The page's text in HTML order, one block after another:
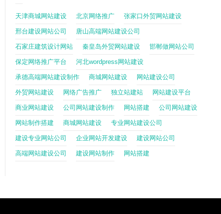
天津商城网站建设 北京网络推广 张家口外贸网站建设
邢台建设网站公司 唐山高端网站建设公司
石家庄建筑设计网站 秦皇岛外贸网站建设 邯郸做网站公司
保定网络推广平台 河北wordpress网站建设
承德高端网站建设制作 商城网站建设 网站建设公司
外贸网站建设 网络广告推广 独立站建站 网站建设平台
商业网站建设 公司网站建设制作 网站搭建 公司网站建设
网站制作搭建 商城网站建设 专业网站建设公司
建设专业网站公司 企业网站开发建设 建设网站公司
高端网站建设公司 建设网站制作 网站搭建